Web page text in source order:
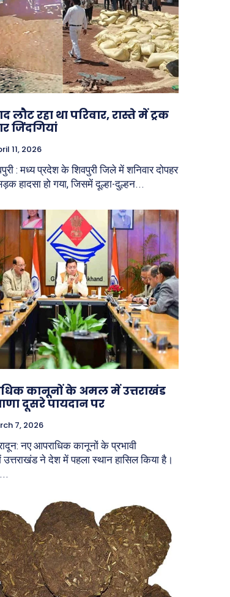
लौट रहा था परिवार, रास्ते में ट्रक
जिंदगियां
11, 2026
: मध्य प्रदेश के शिवपुरी जिले में शनिवार दोपहर
हादसा हो गया, जिसमें दूल्हा-दुल्हन...
कानूनों के अमल में उत्तराखंड
दूसरे पायदान पर
7, 2026
नए आपराधिक कानूनों के प्रभावी
उत्तराखंड ने देश में पहला स्थान हासिल किया है।